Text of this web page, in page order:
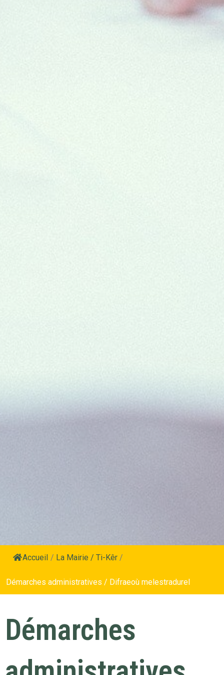
Accueil / La Mairie / Ti-Kêr /
Démarches administratives / Difraeoù melestradurel
Démarches